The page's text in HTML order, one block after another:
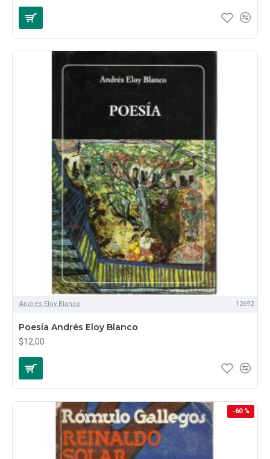
Andrés Eloy Blanco 12692
Poesía Andrés Eloy Blanco
$12,00
-60 %